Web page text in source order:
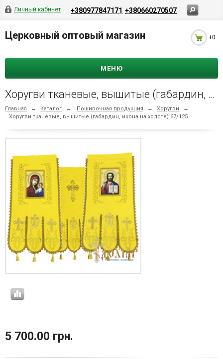
Личный кабинет +380977847171 +380660270507
Церковный оптовый магазин +0
МЕНЮ
Хоругви тканевые, вышитые (габардин, икона на холсте) 67/125
Главная → Каталог → Пошивочная продукция → Хоругви
→
Хоругви тканевые, вышитые (габардин, икона на холсте) 67/125
5 700.00 грн.